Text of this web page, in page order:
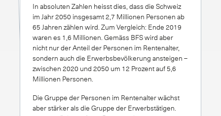
In absoluten Zahlen heisst dies, dass die Schweiz
im Jahr 2050 insgesamt 2,7 Millionen Personen ab
65 Jahren zählen wird. Zum Vergleich: Ende 2019
waren es 1,6 Millionen. Gemäss BFS wird aber
nicht nur der Anteil der Personen im Rentenalter,
sondern auch die Erwerbsbevölkerung ansteigen –
zwischen 2020 und 2050 um 12 Prozent auf 5,6
Millionen Personen.
Die Gruppe der Personen im Rentenalter wächst
aber stärker als die Gruppe der Erwerbstätigen.